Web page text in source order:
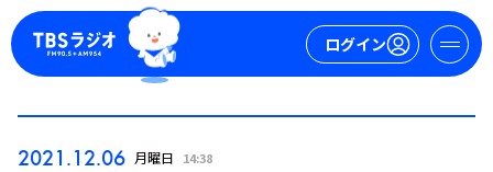
ログイン
2021.12.06 月曜日 14:38